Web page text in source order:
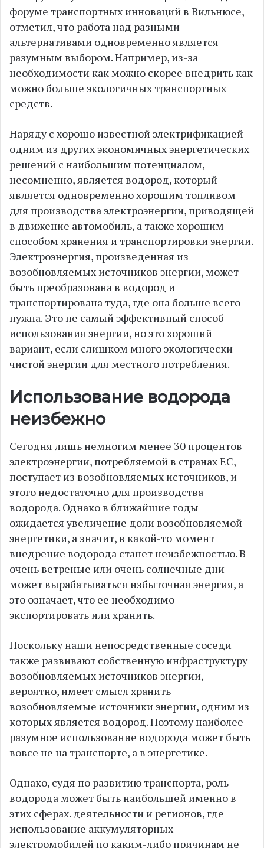
форуме транспортных инноваций в Вильнюсе,
отметил, что работа над разными
альтернативами одновременно является
разумным выбором. Например, из-за
необходимости как можно скорее внедрить как
можно больше экологичных транспортных
средств.
Наряду с хорошо известной электрификацией
одним из других экономичных энергетических
решений с наибольшим потенциалом,
несомненно, является водород, который
является одновременно хорошим топливом
для производства электроэнергии, приводящей
в движение автомобиль, а также хорошим
способом хранения и транспортировки энергии.
Электроэнергия, произведенная из
возобновляемых источников энергии, может
быть преобразована в водород и
транспортирована туда, где она больше всего
нужна. Это не самый эффективный способ
использования энергии, но это хороший
вариант, если слишком много экологически
чистой энергии для местного потребления.
Использование водорода
неизбежно
Сегодня лишь немногим менее 30 процентов
электроэнергии, потребляемой в странах ЕС,
поступает из возобновляемых источников, и
этого недостаточно для производства
водорода. Однако в ближайшие годы
ожидается увеличение доли возобновляемой
энергетики, а значит, в какой-то момент
внедрение водорода станет неизбежностью. В
очень ветреные или очень солнечные дни
может вырабатываться избыточная энергия, а
это означает, что ее необходимо
экспортировать или хранить.
Поскольку наши непосредственные соседи
также развивают собственную инфраструктуру
возобновляемых источников энергии,
вероятно, имеет смысл хранить
возобновляемые источники энергии, одним из
которых является водород. Поэтому наиболее
разумное использование водорода может быть
вовсе не на транспорте, а в энергетике.
Однако, судя по развитию транспорта, роль
водорода может быть наибольшей именно в
этих сферах. деятельности и регионов, где
использование аккумуляторных
электромобилей по каким-либо причинам не